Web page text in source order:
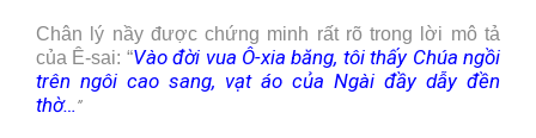
Chân lý nầy được chứng minh rất rõ trong lời mô tả
của Ê-sai: “Vào đời vua Ô-xia băng, tôi thấy Chúa ngồi
trên ngôi cao sang, vạt áo của Ngài đầy dẫy đền
thờ… ”